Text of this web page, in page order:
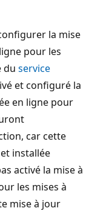
la mise
pour les
du service
et configuré la
en ligne pour
car cette
installée
activé la mise à
les mises à
mise à jour